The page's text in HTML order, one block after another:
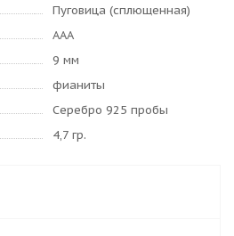
Пуговица (сплющенная)
AAA
9 мм
фианиты
Серебро 925 пробы
4,7 гр.